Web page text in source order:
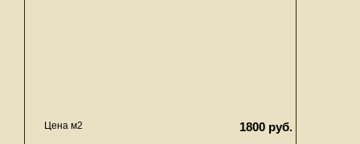
Цена м2
1800 руб.